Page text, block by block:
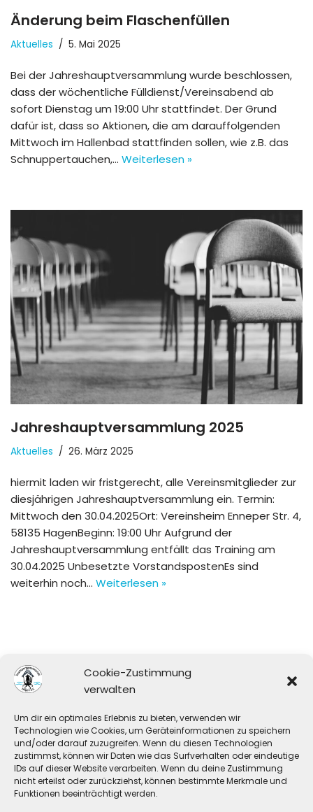
Cookie-Zustimmung
verwalten
Um dir ein optimales Erlebnis zu bieten, verwenden wir
Technologien wie Cookies, um Geräteinformationen zu speichern
und/oder darauf zuzugreifen. Wenn du diesen Technologien
zustimmst, können wir Daten wie das Surfverhalten oder eindeutige
IDs auf dieser Website verarbeiten. Wenn du deine Zustimmung
nicht erteilst oder zurückziehst, können bestimmte Merkmale und
Funktionen beeinträchtigt werden.
Änderung beim Flaschenfüllen
Aktuelles 5. Mai 2025
Bei der Jahreshauptversammlung wurde beschlossen,
dass der wöchentliche Fülldienst/Vereinsabend ab
sofort Dienstag um 19:00 Uhr stattfindet. Der Grund
dafür ist, dass so Aktionen, die am darauffolgenden
Mittwoch im Hallenbad stattfinden sollen, wie z.B. das
Schnuppertauchen,… Weiterlesen »
Jahreshauptversammlung 2025
Aktuelles 26. März 2025
hiermit laden wir fristgerecht, alle Vereinsmitglieder zur
diesjährigen Jahreshauptversammlung ein. Termin:
Mittwoch den 30.04.2025Ort: Vereinsheim Enneper Str. 4,
58135 HagenBeginn: 19:00 Uhr Aufgrund der
Jahreshauptversammlung entfällt das Training am
30.04.2025 Unbesetzte VorstandspostenEs sind
weiterhin noch… Weiterlesen »
1 Weiter »
Die TSG Hagen e.V. wird unterstützt durch: